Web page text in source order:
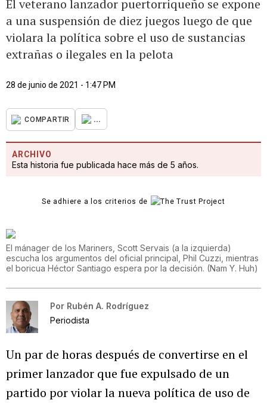
El veterano lanzador puertorriqueño se expone
a una suspensión de diez juegos luego de que
violara la política sobre el uso de sustancias
extrañas o ilegales en la pelota
28 de junio de 2021 - 1:47 PM
COMPARTIR ...
ARCHIVO
Esta historia fue publicada hace más de 5 años.
Se adhiere a los criterios de
El mánager de los Mariners, Scott Servais (a la izquierda)
escucha los argumentos del oficial principal, Phil Cuzzi, mientras
el boricua Héctor Santiago espera por la decisión. (Nam Y. Huh)
Por Rubén A. Rodríguez
Periodista
Un par de horas después de convertirse en el
primer lanzador que fue expulsado de un
partido por violar la nueva política de uso de